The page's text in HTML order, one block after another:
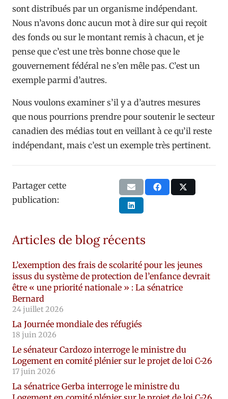
sont distribués par un organisme indépendant.
Nous n’avons donc aucun mot à dire sur qui reçoit
des fonds ou sur le montant remis à chacun, et je
pense que c’est une très bonne chose que le
gouvernement fédéral ne s’en mêle pas. C’est un
exemple parmi d’autres.
Nous voulons examiner s’il y a d’autres mesures
que nous pourrions prendre pour soutenir le secteur
canadien des médias tout en veillant à ce qu’il reste
indépendant, mais c’est un exemple très pertinent.
Partager cette
publication:
Articles de blog récents
L’exemption des frais de scolarité pour les jeunes
issus du système de protection de l’enfance devrait
être « une priorité nationale » : La sénatrice
Bernard
24 juillet 2026
La Journée mondiale des réfugiés
18 juin 2026
Le sénateur Cardozo interroge le ministre du
Logement en comité plénier sur le projet de loi C-26
17 juin 2026
La sénatrice Gerba interroge le ministre du